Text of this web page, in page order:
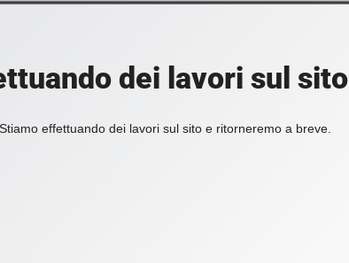
dei lavori sul sito
effettuando dei lavori sul sito e ritorneremo a breve.